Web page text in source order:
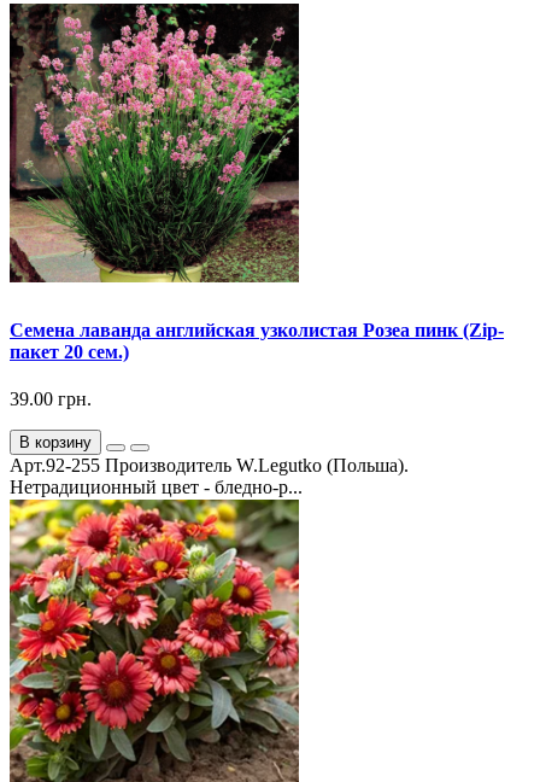
Семена лаванда английская узколистая Розеа пинк (Zip-
пакет 20 сем.)
39.00 грн.
В корзину
Арт.92-255 Производитель W.Legutko (Польша).
Нетрадиционный цвет - бледно-р...